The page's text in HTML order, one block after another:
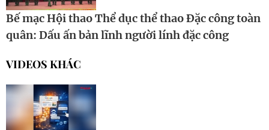
Bế mạc Hội thao Thể dục thể thao Đặc công toàn
quân: Dấu ấn bản lĩnh người lính đặc công
VIDEOS KHÁC